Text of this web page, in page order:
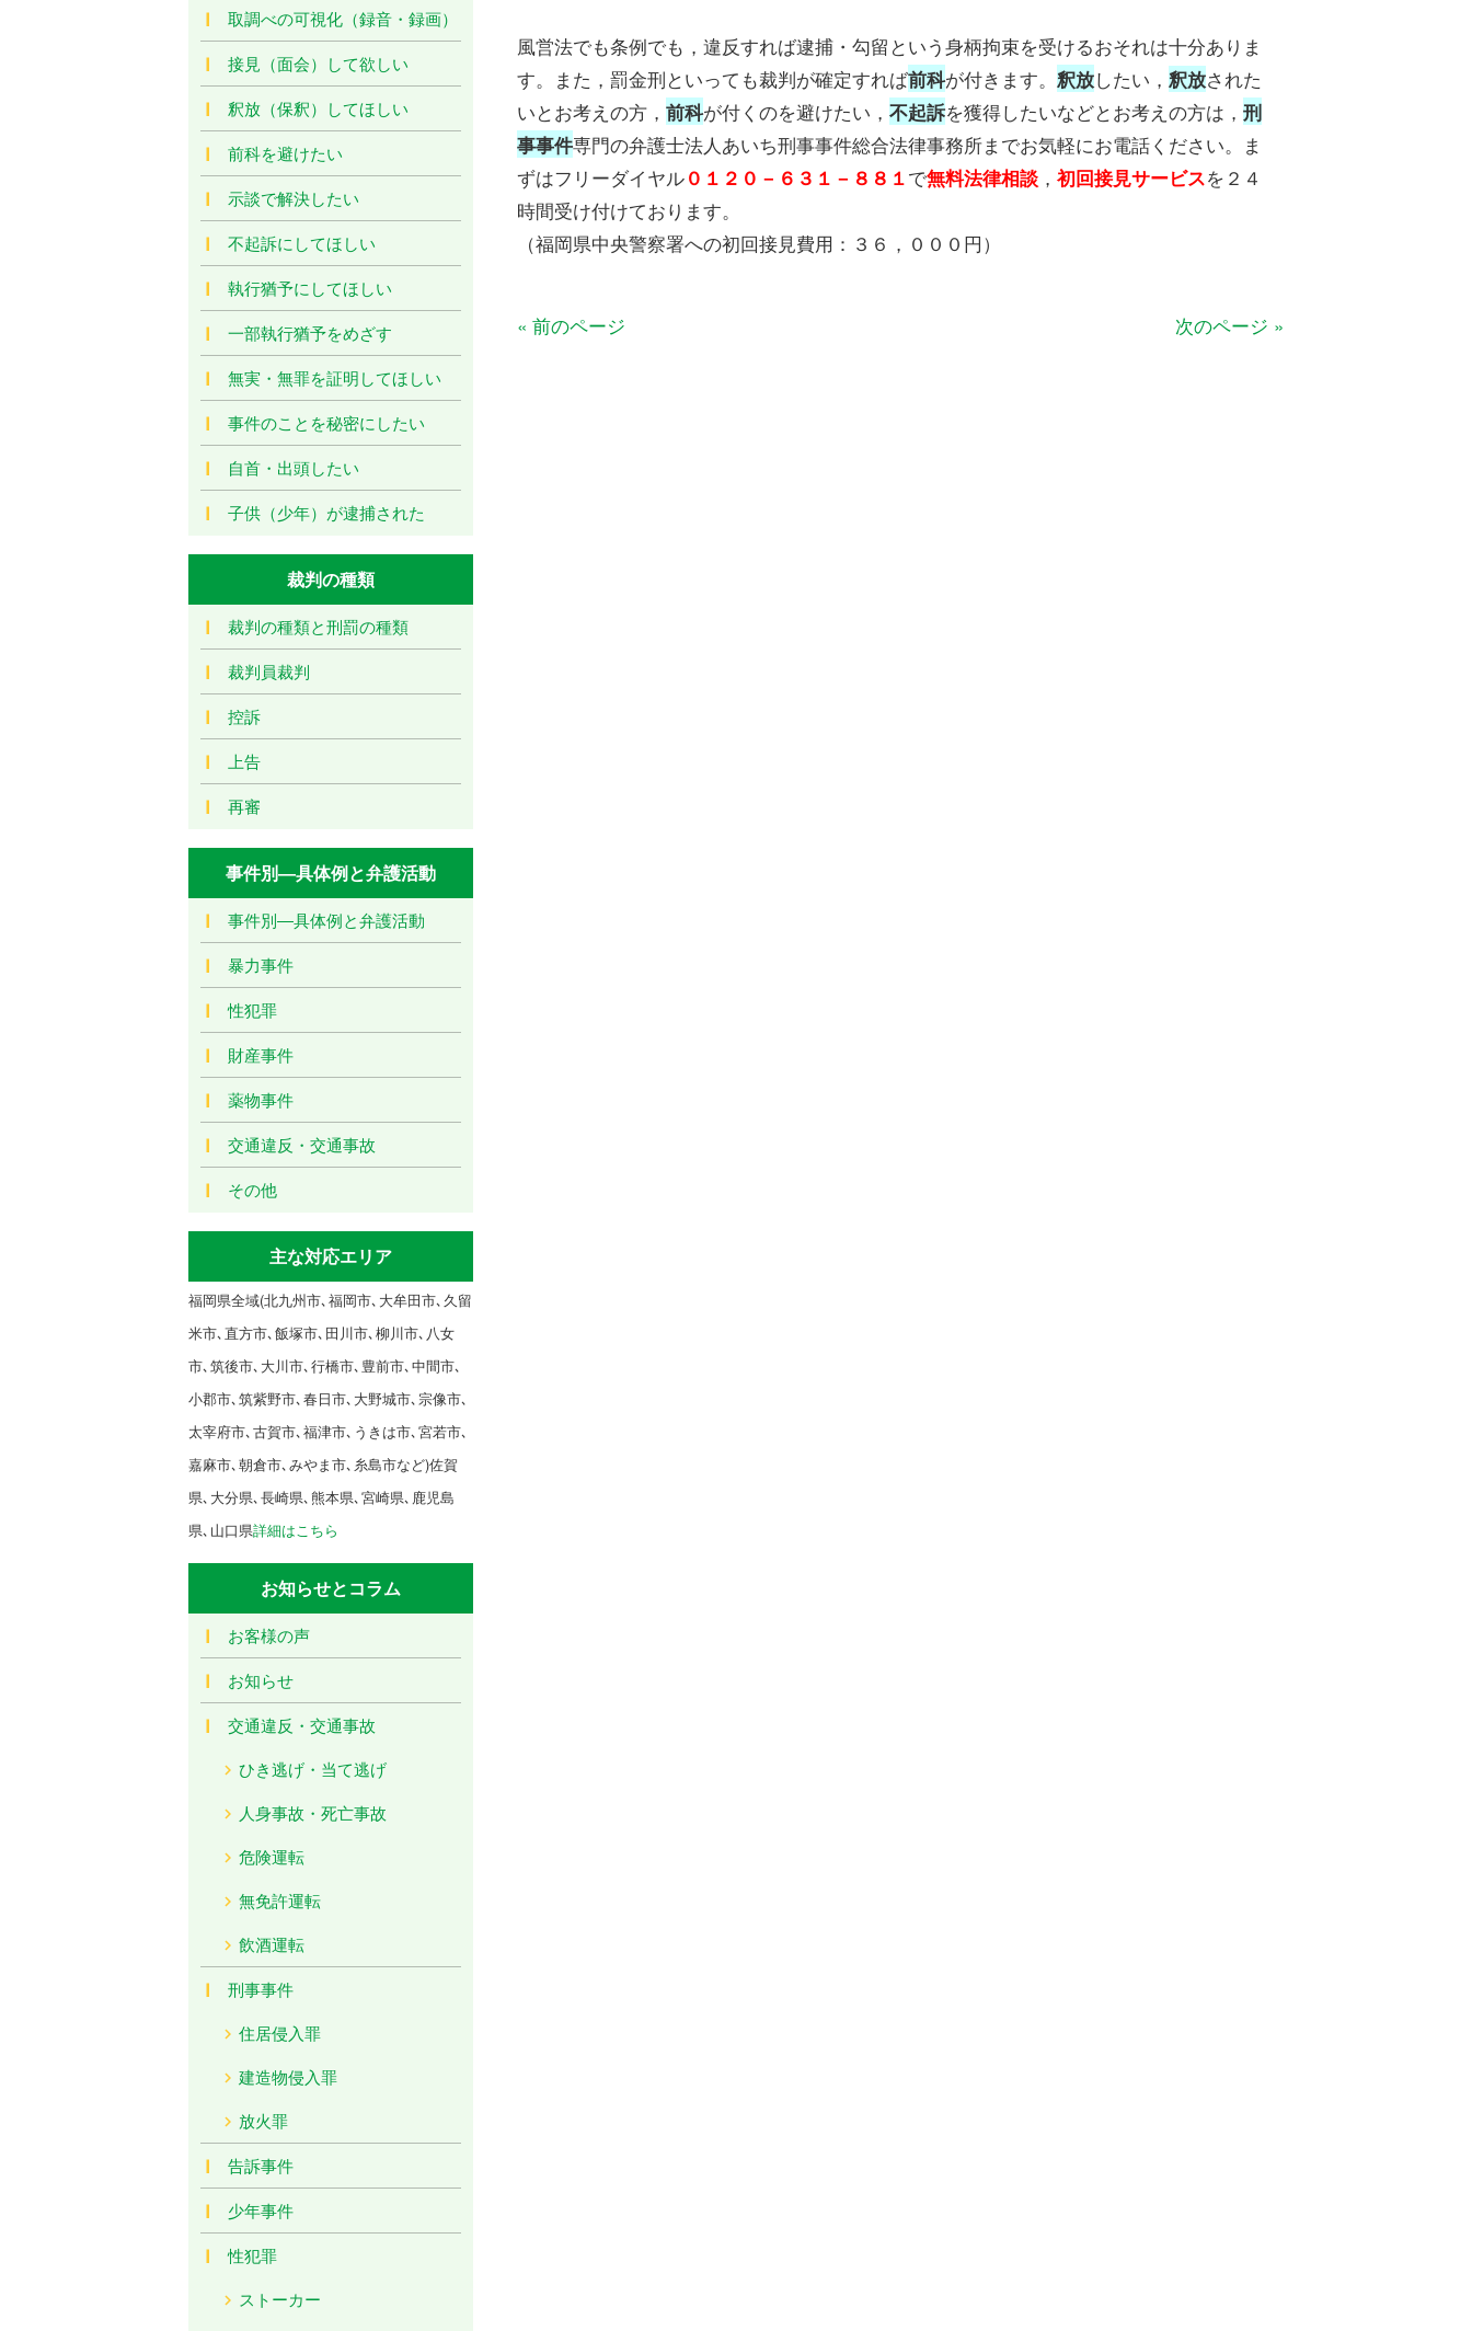
風営法でも条例でも，違反すれば逮捕・勾留という身柄拘束を受けるおそれは十分ありま
す。また，罰金刑といっても裁判が確定すれば前科が付きます。 釈放したい， 釈放された
いとお考えの方， 前科が付くのを避けたい， 不起訴を獲得したいなどとお考えの方は， 刑
事事件専門の弁護士法人あいち刑事事件総合法律事務所までお気軽にお電話ください。ま
ずはフリーダイヤル０１２０－６３１－８８１で無料法律相談 ， 初回接見サービスを２４
時間受け付けております。
（福岡県中央警察署への初回接見費用：３６，０００円）
« 前のページ 次のページ »
取調べの可視化（録音・録画）
接見（面会）して欲しい
釈放（保釈）してほしい
前科を避けたい
示談で解決したい
不起訴にしてほしい
執行猶予にしてほしい
一部執行猶予をめざす
無実・無罪を証明してほしい
事件のことを秘密にしたい
自首・出頭したい
子供（少年）が逮捕された
裁判の種類
裁判の種類と刑罰の種類
裁判員裁判
控訴
上告
再審
事件別―具体例と弁護活動
事件別―具体例と弁護活動
暴力事件
性犯罪
財産事件
薬物事件
交通違反・交通事故
その他
主な対応エリア
福岡県全域(北九州市､福岡市､大牟田市､久留
米市､直方市､飯塚市､田川市､柳川市､八女
市､筑後市､大川市､行橋市､豊前市､中間市､
小郡市､筑紫野市､春日市､大野城市､宗像市､
太宰府市､古賀市､福津市､うきは市､宮若市､
嘉麻市､朝倉市､みやま市､糸島市など)佐賀
県､大分県､長崎県､熊本県､宮崎県､鹿児島
県､山口県詳細はこちら
お知らせとコラム
お客様の声
お知らせ
交通違反・交通事故
ひき逃げ・当て逃げ
人身事故・死亡事故
危険運転
無免許運転
飲酒運転
刑事事件
住居侵入罪
建造物侵入罪
放火罪
告訴事件
少年事件
性犯罪
ストーカー